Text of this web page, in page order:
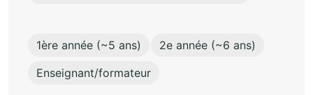
1ère année (~5 ans)
2e année (~6 ans)
Enseignant/formateur